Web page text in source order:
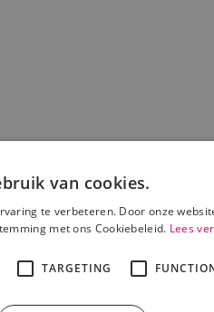
van cookies.
te verbeteren. Door onze
met ons Cookiebeleid. Lees
TARGETING